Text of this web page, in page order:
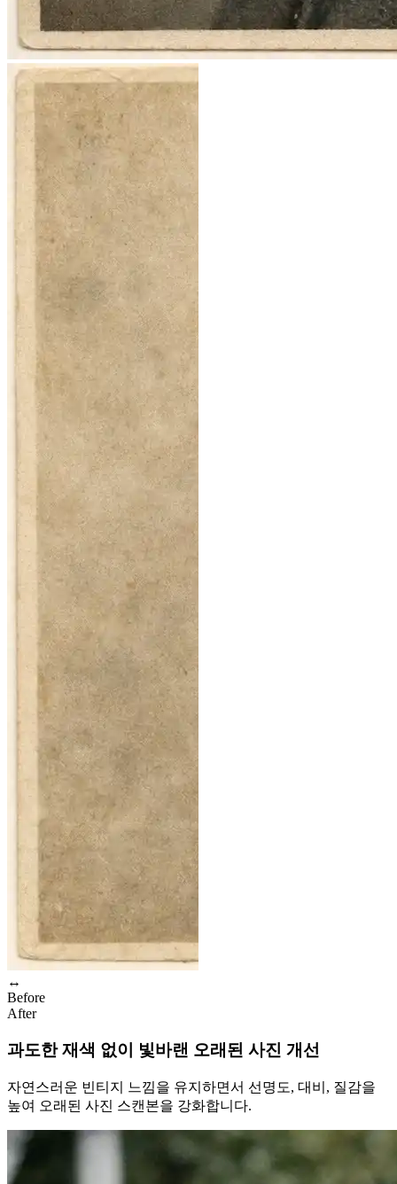
↔
Before
After
과도한 재색 없이 빛바랜 오래된 사진 개선
자연스러운 빈티지 느낌을 유지하면서 선명도, 대비, 질감을
높여 오래된 사진 스캔본을 강화합니다.